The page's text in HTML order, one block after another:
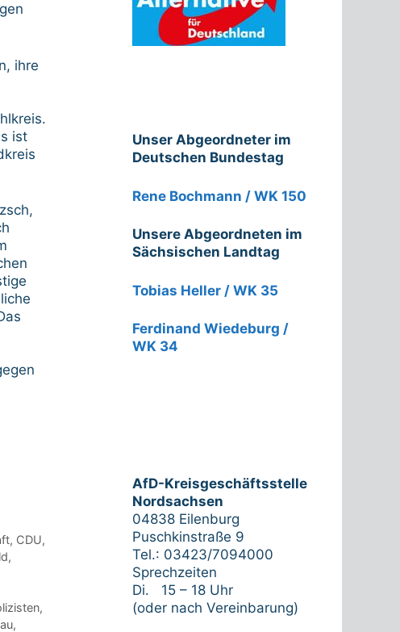
ihre
ist
, CDU,
,
,
,
Unser Abgeordneter im
Deutschen Bundestag
Rene Bochmann / WK 150
Unsere Abgeordneten im
Sächsischen Landtag
Tobias Heller / WK 35
Ferdinand Wiedeburg /
WK 34
AfD-Kreisgeschäftsstelle
Nordsachsen
04838 Eilenburg
Puschkinstraße 9
Tel.: 03423/7094000
Sprechzeiten
Di. 15 – 18 Uhr
(oder nach Vereinbarung)